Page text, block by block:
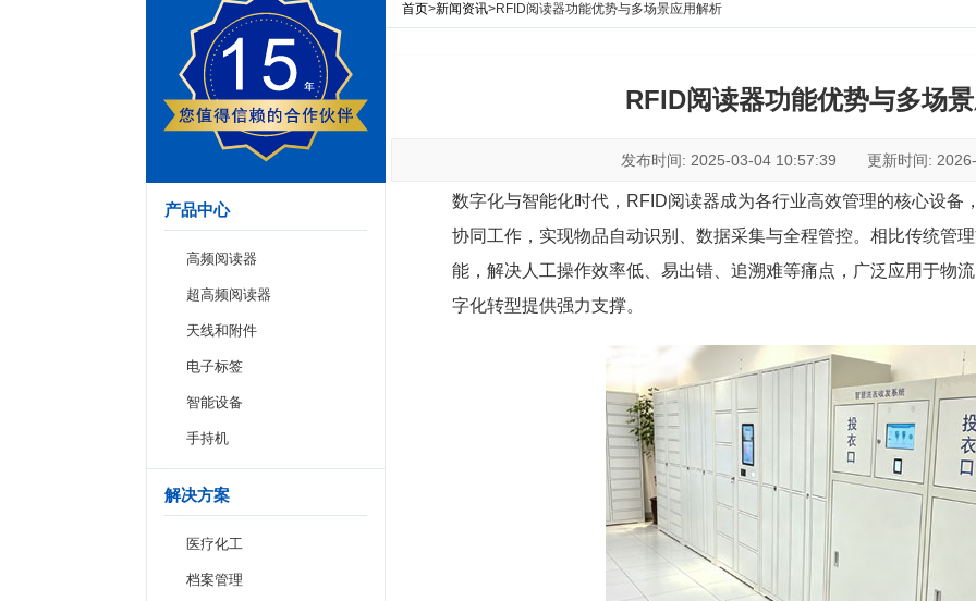
产品中心
高频阅读器
超高频阅读器
天线和附件
电子标签
智能设备
手持机
解决方案
医疗化工
档案管理
首页>新闻资讯>RFID阅读器功能优势与多场景应用解析
RFID阅读器功能优势与多场
发布时间: 2025-03-04 10:57:39 更新时间:
数字化与智能化时代，RFID阅读器成为各行业高效管理的核心设备
协同工作，实现物品自动识别、数据采集与全程管控。相比传统管
能，解决人工操作效率低、易出错、追溯难等痛点，广泛应用于物
字化转型提供强力支撑。